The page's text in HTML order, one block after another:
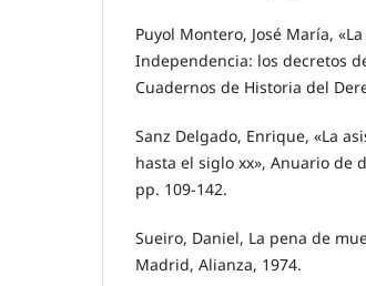
Puyol Montero, José María,
Independencia: los decretos
Cuadernos de Historia del
Sanz Delgado, Enrique, «La
hasta el siglo xx», Anuario de
pp. 109-142.
Sueiro, Daniel, La pena de
Madrid, Alianza, 1974.